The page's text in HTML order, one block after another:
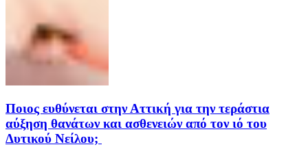
Ποιος ευθύνεται στην Αττική για την τεράστια
αύξηση θανάτων και ασθενειών από τον ιό του
Δυτικού Νείλου;